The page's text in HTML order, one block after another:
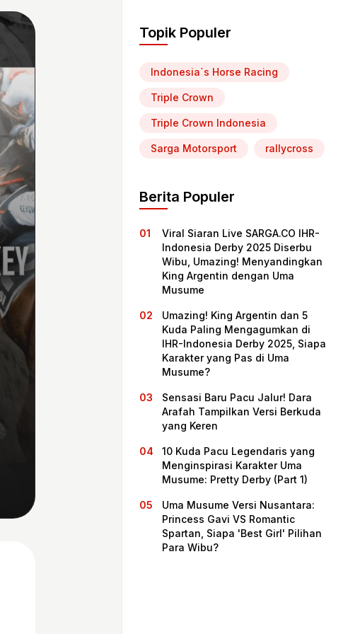
Topik Populer
Indonesia`s Horse Racing
Triple Crown
Triple Crown Indonesia
Sarga Motorsport rallycross
Berita Populer
Viral Siaran Live SARGA.CO IHR-
Indonesia Derby 2025 Diserbu
Wibu, Umazing! Menyandingkan
King Argentin dengan Uma
Musume
Umazing! King Argentin dan 5
Kuda Paling Mengagumkan di
IHR-Indonesia Derby 2025, Siapa
Karakter yang Pas di Uma
Musume?
Sensasi Baru Pacu Jalur! Dara
Arafah Tampilkan Versi Berkuda
yang Keren
10 Kuda Pacu Legendaris yang
Menginspirasi Karakter Uma
Musume: Pretty Derby (Part 1)
Uma Musume Versi Nusantara:
Princess Gavi VS Romantic
Spartan, Siapa 'Best Girl' Pilihan
Para Wibu?